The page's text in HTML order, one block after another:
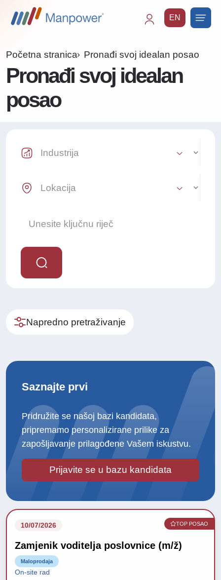
EN
Početna stranica Pronađi svoj idealan posao
Pronađi svoj idealan
posao
Industry Select
Location Select
Napredno pretraživanje
Saznajte prvi
Pridružite se našoj bazi kandidata,
pripremamo personalizirane prilike za
zapošljavanje prilagođene Vašem iskustvu.
Prijavite se u bazu kandidata
10/07/2026 TOP POSAO
Zamjenik voditelja poslovnice (m/ž)
Maloprodaja
On-site rad